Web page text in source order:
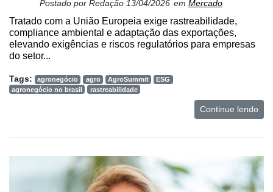
Notícias
Destaque
Mercado
Troca
Agenda
Postado por Redação 13/04/2026 em Mercado
Tratado com a União Europeia exige rastreabilidade,
compliance ambiental e adaptação das exportações,
elevando exigências e riscos regulatórios para empresas
do setor...
Tags: agronegócio agro AgroSummit
ESG
agronegócio no brasil
rastreabilidade
Continue lendo